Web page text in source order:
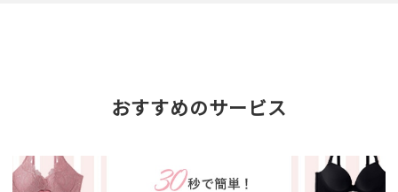
おすすめのサービス